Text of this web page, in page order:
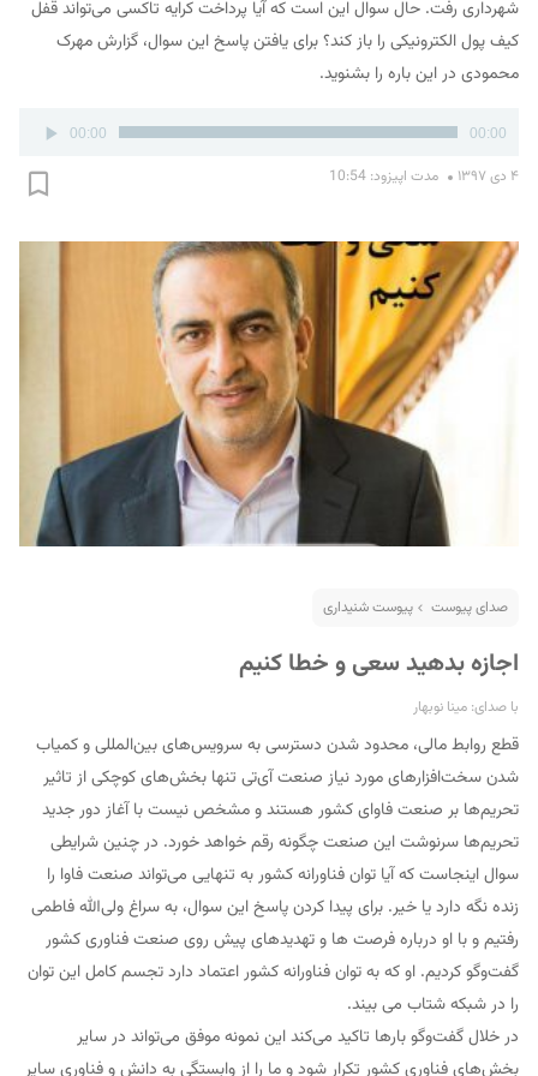
شهرداری رفت. حال سوال این است که آیا پرداخت کرایه تاکسی می‌تواند قفل
کیف پول الکترونیکی را باز کند؟ برای یافتن پاسخ این سوال، گزارش مهرک
محمودی در این باره را بشنوید.
پخش‌کننده
صوت
00:00 00:00
۴ دی ۱۳۹۷ مدت اپیزود: 10:54
صدای پیوست پیوست شنیداری
اجازه بدهید سعی و خطا کنیم
با صدای: مینا نوبهار
قطع روابط مالی، محدود شدن دسترسی به سرویس‌های بین‌المللی و کمیاب
شدن سخت‌افزارهای مورد نیاز صنعت آی‌تی تنها بخش‌های کوچکی از تاثیر
تحریم‌ها بر صنعت فاوای کشور هستند و مشخص نیست با آغاز دور جدید
تحریم‌ها سرنوشت این صنعت چگونه رقم خواهد خورد. در چنین شرایطی
سوال اینجاست که آیا توان فناورانه کشور به تنهایی می‌تواند صنعت فاوا را
زنده نگه دارد یا خیر. برای پیدا کردن پاسخ این سوال، به سراغ ولی‌الله فاطمی
رفتیم و با او درباره فرصت ها و تهدیدهای پیش روی صنعت فناوری کشور
گفت‌وگو کردیم. او که به توان فناورانه کشور اعتماد دارد تجسم کامل این توان
را در شبکه شتاب می بیند.
در خلال گفت‌وگو بارها تاکید می‌کند این نمونه موفق می‌تواند در سایر
بخش‌های فناوری کشور تکرار شود و ما را از وابستگی به دانش و فناوری سایر